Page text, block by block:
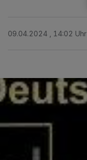
09.04.2024 , 14:02 Uhr